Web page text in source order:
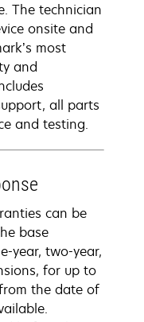
The technician
onsite and
most
and
all parts
and testing.
can be
base
year, two-year,
for up to
the date of